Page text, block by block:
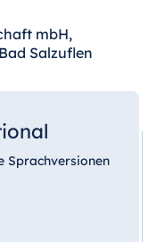
mbH,
Salzuflen
Sprachversionen